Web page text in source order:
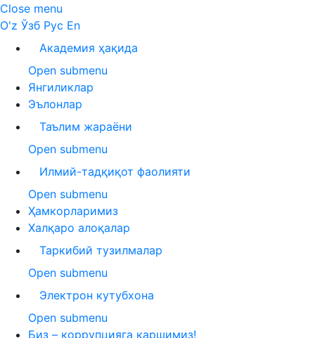
Close menu
O'z Ўзб Рус En
Академия ҳақида
Open submenu
Янгиликлар
Эълонлар
Таълим жараёни
Open submenu
Илмий-тадқиқот фаолияти
Open submenu
Ҳамкорларимиз
Халқаро алоқалар
Таркибий тузилмалар
Open submenu
Электрон кутубхона
Open submenu
Биз – коррупцияга қаршимиз!